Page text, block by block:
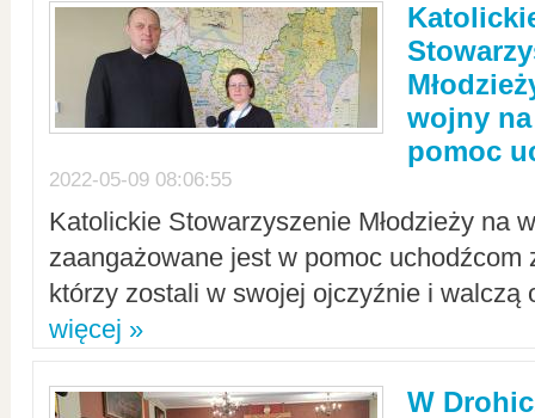
wojny
pomoc
2022-05-09 08:06:55
Katolickie Stowarzyszenie Młodzieży na
zaangażowane jest w pomoc uchodźcom
którzy zostali w swojej ojczyźnie i walczą
więcej »
W